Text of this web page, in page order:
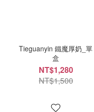
Tieguanyin 鐵魔厚奶_單
盒
NT$1,280
NT$1,500